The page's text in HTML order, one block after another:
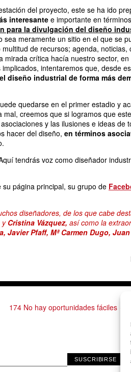
del proyecto, este se ha ido
interesante e importante en
para la divulgación del diseño
sea meramente un sitio en el que se
de recursos; agenda, noticias,
crítica hacía nuestro sector, en
intentaremos que, desde
diseño industrial de forma más
quedarse en el primer estadio y
creemos que si logramos que
y las ilusiones e ideas de
hacer del diseño, en términos
tendrás voz como diseñador
página principal, su grupo de
diseñadores, de los que cabe
y Cristina Vázquez, así como la
Javier Pfaff, Mª Carmen Dugo,
174 No hay oportunidades fáciles →
SUSCRIBIRSE